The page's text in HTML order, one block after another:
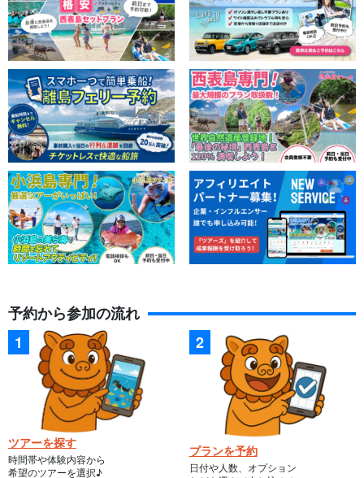
ガイドがしっかりサポート
ガイドは全員が水難救助員の資格
を保有しています。ゆっくり丁
寧にレクチャーいたしますので小さなお子様から泳ぎの苦手な方
予約から参加の流れ
ツアーを探す
時間帯や体験内容から
希望のツアーを選択♪
プランを予約
日付や人数、オプション